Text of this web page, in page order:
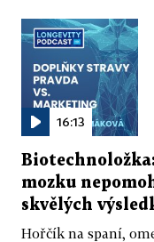
16:13
mozku
skvělých
Hořčík na spaní,